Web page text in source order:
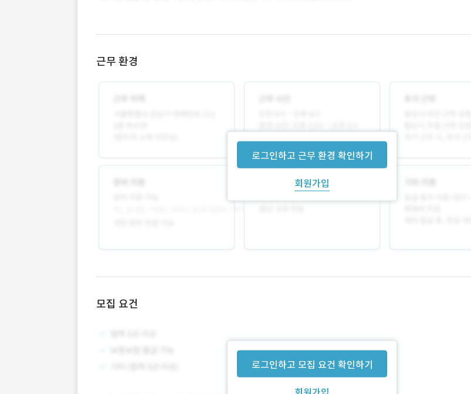
근무 환경
로그인하고 근무 환경 확인하기
회원가입
모집 요건
로그인하고 모집 요건 확인하기